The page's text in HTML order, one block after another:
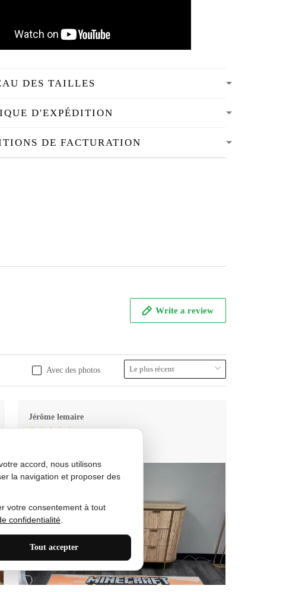
DES TAILLES
D'EXPÉDITION
DE FACTURATION
Write a review
Avec des photos
Jérôme lemaire
accord, nous utilisons
la navigation et proposer des
votre consentement à tout
confidentialité
Tout accepter